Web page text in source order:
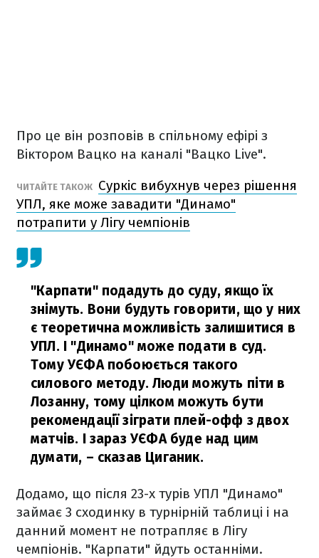
Про це він розповів в спільному ефірі з
Віктором Вацко на каналі "Вацко Live".
ЧИТАЙТЕ ТАКОЖ Суркіс вибухнув через рішення
УПЛ, яке може завадити "Динамо"
потрапити у Лігу чемпіонів
"Карпати" подадуть до суду, якщо їх
знімуть. Вони будуть говорити, що у них
є теоретична можливість залишитися в
УПЛ. І "Динамо" може подати в суд.
Тому УЄФА побоюється такого
силового методу. Люди можуть піти в
Лозанну, тому цілком можуть бути
рекомендації зіграти плей-офф з двох
матчів. І зараз УЄФА буде над цим
думати, – сказав Циганик.
Додамо, що після 23-х турів УПЛ "Динамо"
займає 3 сходинку в турнірній таблиці і на
данний момент не потрапляє в Лігу
чемпіонів. "Карпати" йдуть останніми.